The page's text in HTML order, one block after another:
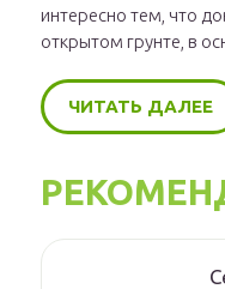
интересно тем, что
открытом грунте, в
ЧИТАТЬ ДАЛЕЕ